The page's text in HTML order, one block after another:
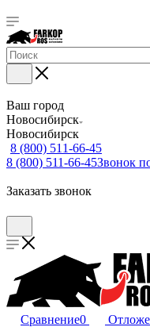
Ваш город
Новосибирск
Новосибирск
8 (800) 511-66-45
8 (800) 511-66-45Звонок
Заказать звонок
Сравнение0